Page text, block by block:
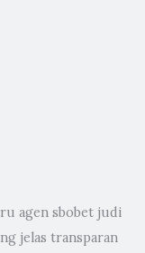
agen sbobet judi
jelas transparan